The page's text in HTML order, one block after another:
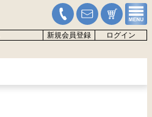
新規会員登録 ログイン